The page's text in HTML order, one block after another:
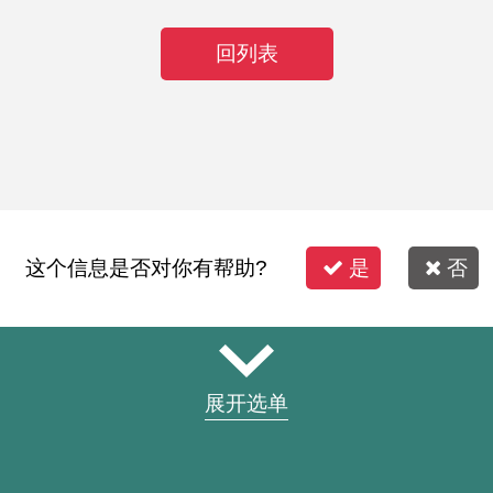
回列表
这个信息是否对你有帮助? 是 否
展开选单